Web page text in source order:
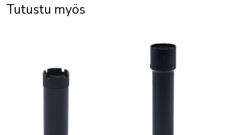
Tutustu myös